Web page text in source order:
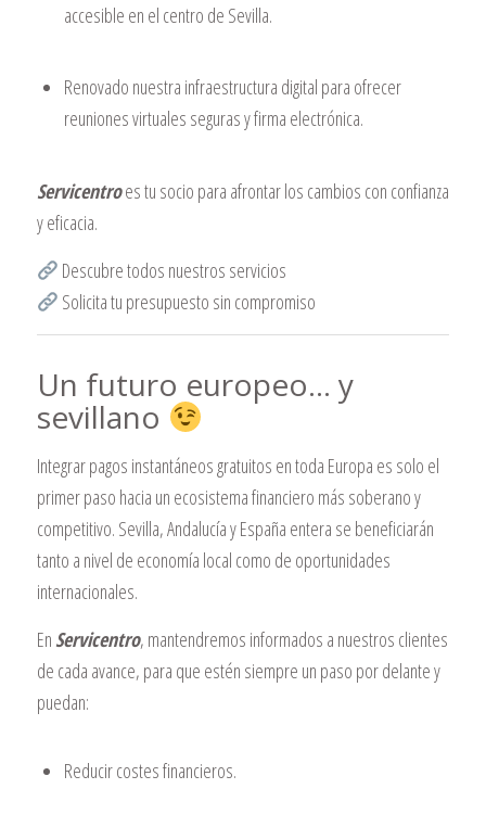
accesible en el centro de Sevilla.
Renovado nuestra infraestructura digital para ofrecer
reuniones virtuales seguras y firma electrónica.
Servicentroes tu socio para afrontar los cambios con confianza
y eficacia.
Descubre todos nuestros servicios
Solicita tu presupuesto sin compromiso
Un futuro europeo… y
sevillano
Integrar pagos instantáneos gratuitos en toda Europa es solo el
primer paso hacia un ecosistema financiero más soberano y
competitivo. Sevilla, Andalucía y España entera se beneficiarán
tanto a nivel de economía local como de oportunidades
internacionales.
En Servicentro, mantendremos informados a nuestros clientes
de cada avance, para que estén siempre un paso por delante y
puedan:
Reducir costes financieros.